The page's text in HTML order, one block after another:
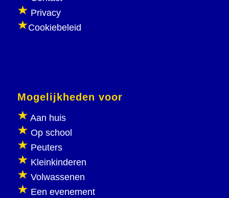
Privacy
Cookiebeleid
Mogelijkheden voor
Aan huis
Op school
Peuters
Kleinkinderen
Volwassenen
Een evenement